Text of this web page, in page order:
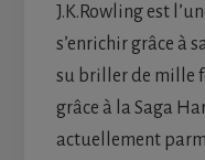
J.K.Rowling est
s’enrichir grâce à
su briller de mille
grâce à la Saga
actuellement